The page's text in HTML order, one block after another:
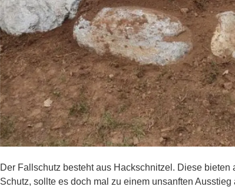
Der Fallschutz besteht aus Hackschnitzel. Diese bieten
Schutz, sollte es doch mal zu einem unsanften Ausstieg